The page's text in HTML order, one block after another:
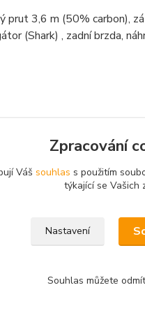
prut 3,6 m (50% carbon),
(Shark) , zadní brzda,
v kategoriích
Zpracování
Váš souhlas s použitím
týkající se Vašich
Nastavení
Souhlas můžete